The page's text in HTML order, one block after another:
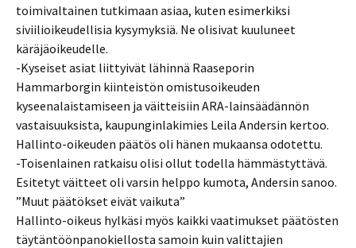
toimivaltainen tutkimaan asiaa, kuten esimerkiksi
siviilioikeudellisia kysymyksiä. Ne olisivat kuuluneet
käräjäoikeudelle.
-Kyseiset asiat liittyivät lähinnä Raaseporin
Hammarborgin kiinteistön omistusoikeuden
kyseenalaistamiseen ja väitteisiin ARA-lainsäädännön
vastaisuuksista, kaupunginlakimies Leila Andersin kertoo.
Hallinto-oikeuden päätös oli hänen mukaansa odotettu.
-Toisenlainen ratkaisu olisi ollut todella hämmästyttävä.
Esitetyt väitteet oli varsin helppo kumota, Andersin sanoo.
”Muut päätökset eivät vaikuta”
Hallinto-oikeus hylkäsi myös kaikki vaatimukset päätösten
täytäntöönpanokiellosta samoin kuin valittajien